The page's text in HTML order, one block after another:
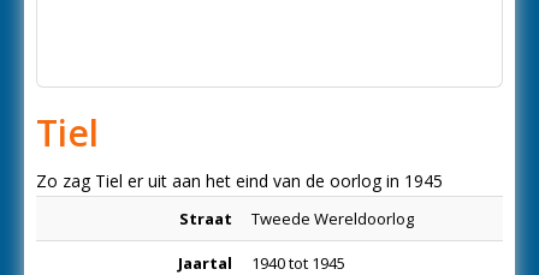
Tiel
Zo zag Tiel er uit aan het eind van de oorlog in 1945
Straat Tweede Wereldoorlog
Jaartal 1940 tot 1945